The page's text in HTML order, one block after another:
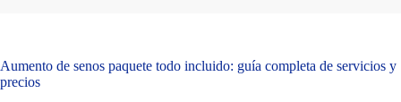
Aumento de senos paquete todo incluido: guía completa de servicios y
precios